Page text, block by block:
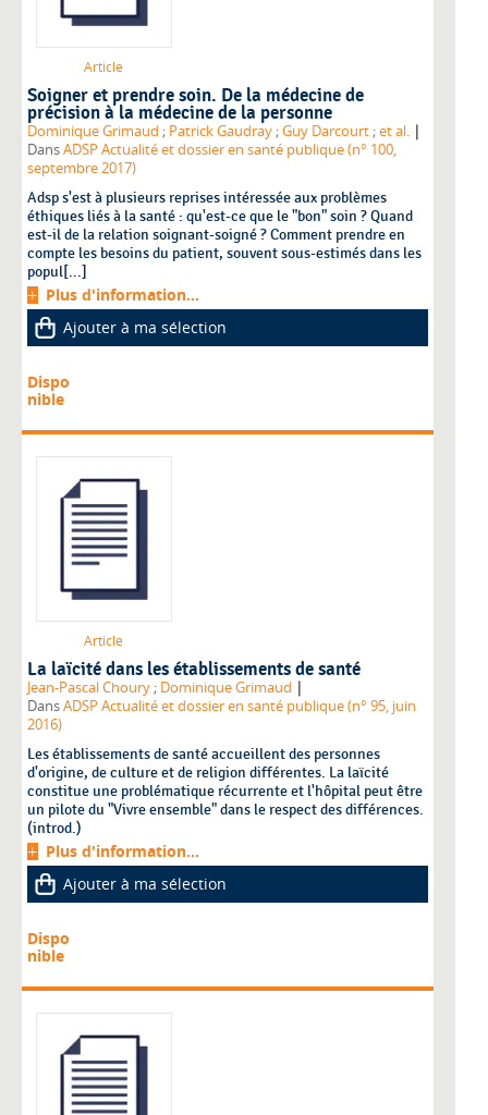
Article
Soigner et prendre soin. De la médecine de
précision à la médecine de la personne
Dominique Grimaud ; Patrick Gaudray ;Guy Darcourt ;et al. |
DansADSP Actualité et dossier en santé publique (n° 100,
septembre 2017)
Adsp s'est à plusieurs reprises intéressée aux problèmes
éthiques liés à la santé : qu'est-ce que le "bon" soin ? Quand
est-il de la relation soignant-soigné ? Comment prendre en
compte les besoins du patient, souvent sous-estimés dans les
popul[...]
Plus d'information...
Ajouter à ma sélection
Dispo
nible
Article
La laïcité dans les établissements de santé
Jean-Pascal Choury ; Dominique Grimaud |
DansADSP Actualité et dossier en santé publique (n° 95, juin
2016)
Les établissements de santé accueillent des personnes
d'origine, de culture et de religion différentes. La laïcité
constitue une problématique récurrente et l'hôpital peut être
un pilote du "Vivre ensemble" dans le respect des différences.
(introd.)
Plus d'information...
Ajouter à ma sélection
Dispo
nible